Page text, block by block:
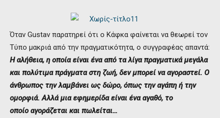
Όταν Gustav παρατηρεί ότι ο Κάφκα φαίνεται να θεωρεί τον
Τύπο μακριά από την πραγματικότητα, ο συγγραφέας απαντά:
Η αλήθεια, η οποία είναι ένα από τα λίγα πραγματικά μεγάλα
και πολύτιμα πράγματα στη ζωή, δεν μπορεί να αγοραστεί. Ο
άνθρωπος την λαμβάνει ως δώρο, όπως την αγάπη ή την
ομορφιά. Αλλά μια εφημερίδα είναι ένα αγαθό, το
οποίο αγοράζεται και πωλείται…